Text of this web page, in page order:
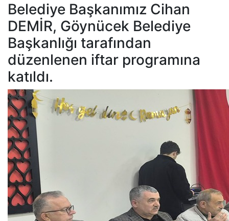
Belediye Başkanımız Cihan
DEMİR, Göynücek Belediye
Başkanlığı tarafından
düzenlenen iftar programına
katıldı.